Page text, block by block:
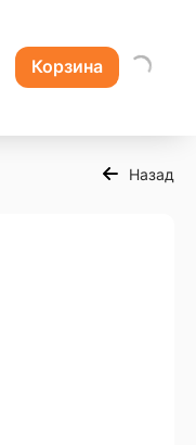
Корзина
Назад